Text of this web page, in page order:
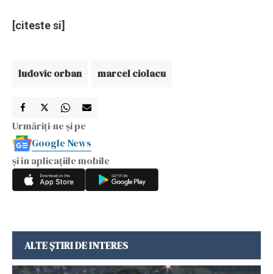
[citeste si]
ludovic orban marcel ciolacu
Urmăriți-ne și pe
Google News
și în aplicațiile mobile
ALTE ȘTIRI DE INTERES